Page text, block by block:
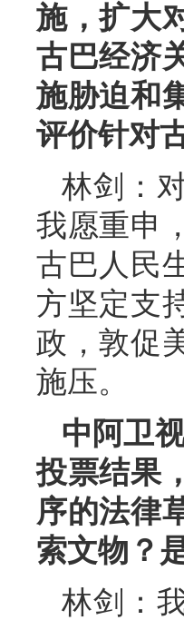
施，扩大
古巴经济
施胁迫和
评价针对
林剑：
我愿重申
古巴人民
方坚定支
政，敦促
施压。
中阿卫
投票结果
序的法律
索文物？
林剑：